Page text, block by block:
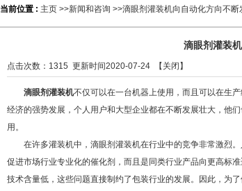
当前位置 : 主页 >>新闻和咨询 >>滴眼剂灌装机向自动化方向不断
滴眼剂灌装
点击次数： 1315 更新时间2020-07-24 【 关闭 】
滴眼剂灌装机不仅可以在一台机器上使用，而且可以在生
经济的强势发展，个人用户和大型企业都在不断发展壮大，他
用。
在许多灌装机中，滴眼剂灌装机在行业中的竞争非常激烈。
促进市场行业专业化的催化剂，而且是同类行业产品向更高标
技术含量低，这些问题直接制约了包装行业的发展。因此，为